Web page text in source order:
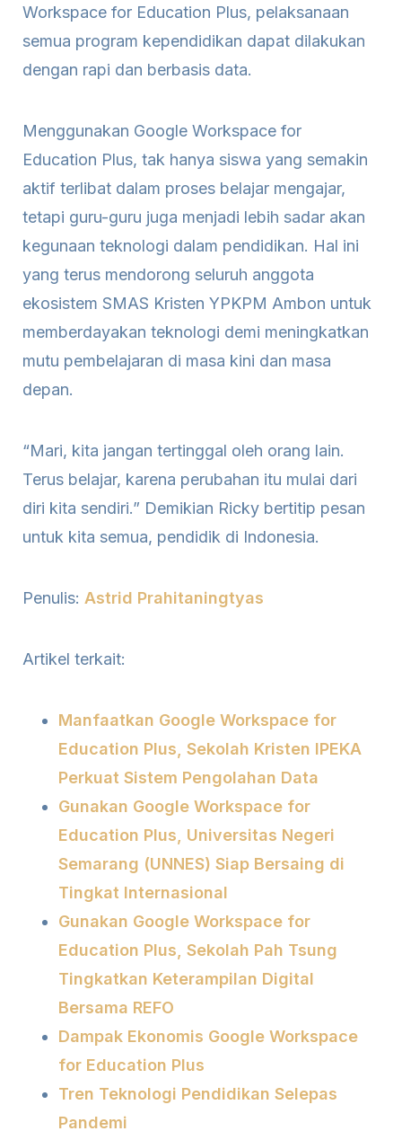
Workspace for Education Plus, pelaksanaan
semua program kependidikan dapat dilakukan
dengan rapi dan berbasis data.
Menggunakan Google Workspace for
Education Plus, tak hanya siswa yang semakin
aktif terlibat dalam proses belajar mengajar,
tetapi guru-guru juga menjadi lebih sadar akan
kegunaan teknologi dalam pendidikan. Hal ini
yang terus mendorong seluruh anggota
ekosistem SMAS Kristen YPKPM Ambon untuk
memberdayakan teknologi demi meningkatkan
mutu pembelajaran di masa kini dan masa
depan.
“Mari, kita jangan tertinggal oleh orang lain.
Terus belajar, karena perubahan itu mulai dari
diri kita sendiri.” Demikian Ricky bertitip pesan
untuk kita semua, pendidik di Indonesia.
Penulis: Astrid Prahitaningtyas
Artikel terkait:
Manfaatkan Google Workspace for
Education Plus, Sekolah Kristen IPEKA
Perkuat Sistem Pengolahan Data
Gunakan Google Workspace for
Education Plus, Universitas Negeri
Semarang (UNNES) Siap Bersaing di
Tingkat Internasional
Gunakan Google Workspace for
Education Plus, Sekolah Pah Tsung
Tingkatkan Keterampilan Digital
Bersama REFO
Dampak Ekonomis Google Workspace
for Education Plus
Tren Teknologi Pendidikan Selepas
Pandemi